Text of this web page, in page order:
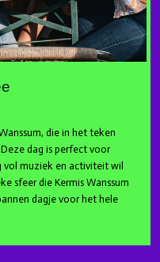
die in het teken
dag is perfect voor
vol muziek en activiteit wil
sfeer die Kermis Wanssum
dagje voor het hele